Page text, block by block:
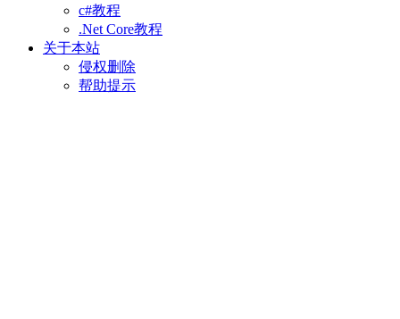
c#教程
.Net Core教程
关于本站
侵权删除
帮助提示